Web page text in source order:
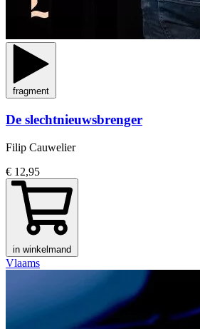
fragment
De slechtnieuwsbrenger
Filip Cauwelier
€ 12,95
in winkelmand
Vlaams